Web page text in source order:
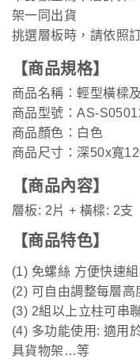
架一同出貨
挑選層板時，請依照
【商品規格】
商品名稱：輕型橫樑
商品型號：AS-
商品顏色：白色
商品尺寸：深50x寬
【商品內容】
層板: 2片 + 橫樑: 2支
【商品特色】
(1) 免螺絲 方便快速
(2) 可自由調整每層高
(3) 2組以上立柱可串
(4) 多功能使用: 適用
具貨物架…等